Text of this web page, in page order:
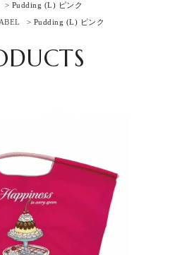
> Pudding (L) ピンク
> Pudding (L) ピンク